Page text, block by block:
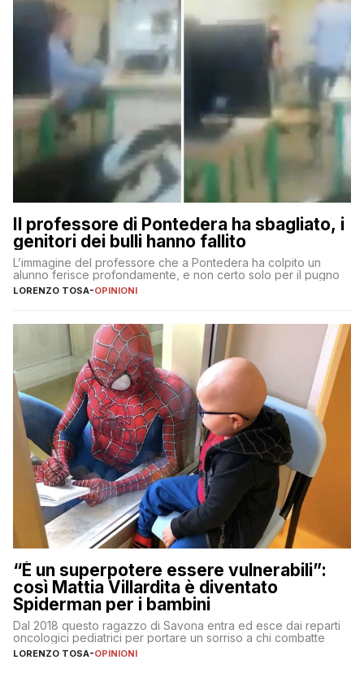
Il professore di Pontedera ha sbagliato, i
genitori dei bulli hanno fallito
L’immagine del professore che a Pontedera ha colpito un
alunno ferisce profondamente, e non certo solo per il pugno
LORENZO TOSA-OPINIONI
“È un superpotere essere vulnerabili”:
così Mattia Villardita è diventato
Spiderman per i bambini
Dal 2018 questo ragazzo di Savona entra ed esce dai reparti
oncologici pediatrici per portare un sorriso a chi combatte
LORENZO TOSA-OPINIONI